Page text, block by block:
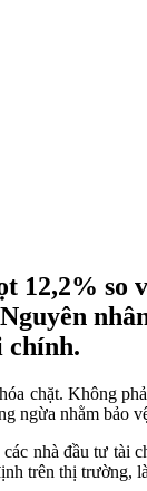
so
chính.
chặt. Không
ngừa nhằm bảo
nhà đầu tư
trên thị trường,